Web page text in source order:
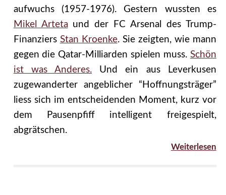
aufwuchs (1957-1976). Gestern wussten es
Mikel Artetaund der FC Arsenal des Trump-
Finanziers Stan Kroenke. Sie zeigten, wie mann
gegen die Qatar-Milliarden spielen muss. Schön
ist was Anderes. Und ein aus Leverkusen
zugewanderter angeblicher “Hoffnungsträger”
liess sich im entscheidenden Moment, kurz vor
dem Pausenpfiff intelligent freigespielt,
abgrätschen.
Weiterlesen